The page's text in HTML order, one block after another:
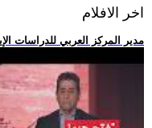
اخر الافلام
.. مدير المركز العربي للدراسات